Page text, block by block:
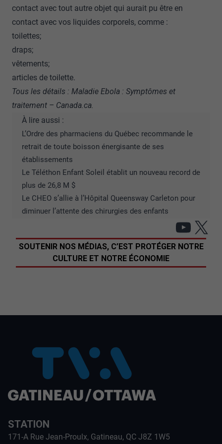
contact avec tout autre objet qui aurait pu être en
contact avec vos liquides corporels, comme :
toilettes;
draps;
vêtements;
articles de toilette.
Tous les détails : Maladie Ebola : Symptômes et
traitement – Canada.ca.
À lire aussi :
L’Ordre des pharmaciens du Québec recommande le
retrait de toute boisson énergisante de ses
établissements
Le Téléthon Enfant Soleil établit un nouveau record de
plus de 26,8 M $
Le CHEO s’allie à l’Hôpital Queensway Carleton pour
diminuer l’attente des chirurgies des enfants
X
SOUTENIR NOS MÉDIAS, C’EST PROTÉGER NOTRE
CULTURE ET NOTRE ÉCONOMIE
STATION
171-A Rue Jean-Proulx, Gatineau, QC J8Z 1W5